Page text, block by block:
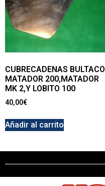
CUBRECADENAS BULTACO
MATADOR 200,MATADOR
MK 2,Y LOBITO 100
40,00€
Añadir al carrito